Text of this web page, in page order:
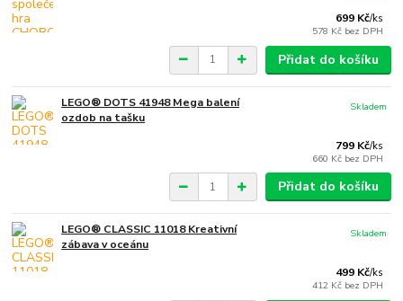
699 Kč/ks
578 Kč bez DPH
Přidat do košíku
LEGO® DOTS 41948 Mega balení
ozdob na tašku
799 Kč/ks
660 Kč bez DPH
Skladem
Přidat do košíku
LEGO® CLASSIC 11018 Kreativní
zábava v oceánu
499 Kč/ks
412 Kč bez DPH
Skladem